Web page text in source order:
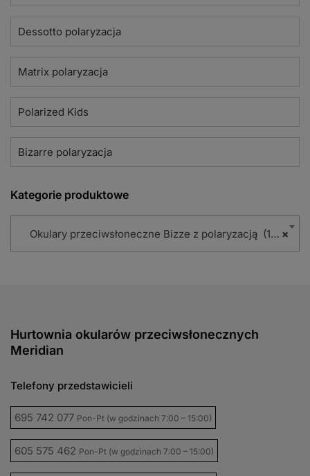
Dessotto polaryzacja
Matrix polaryzacja
Polarized Kids
Bizarre polaryzacja
Kategorie produktowe
×
Okulary przeciwsłoneczne Bizze z polaryzacją (102)
Hurtownia okularów przeciwsłonecznych
Meridian
Telefony przedstawicieli
695 742 077 Pon-Pt (w godzinach 7:00 – 15:00)
605 575 462 Pon-Pt (w godzinach 7:00 – 15:00)